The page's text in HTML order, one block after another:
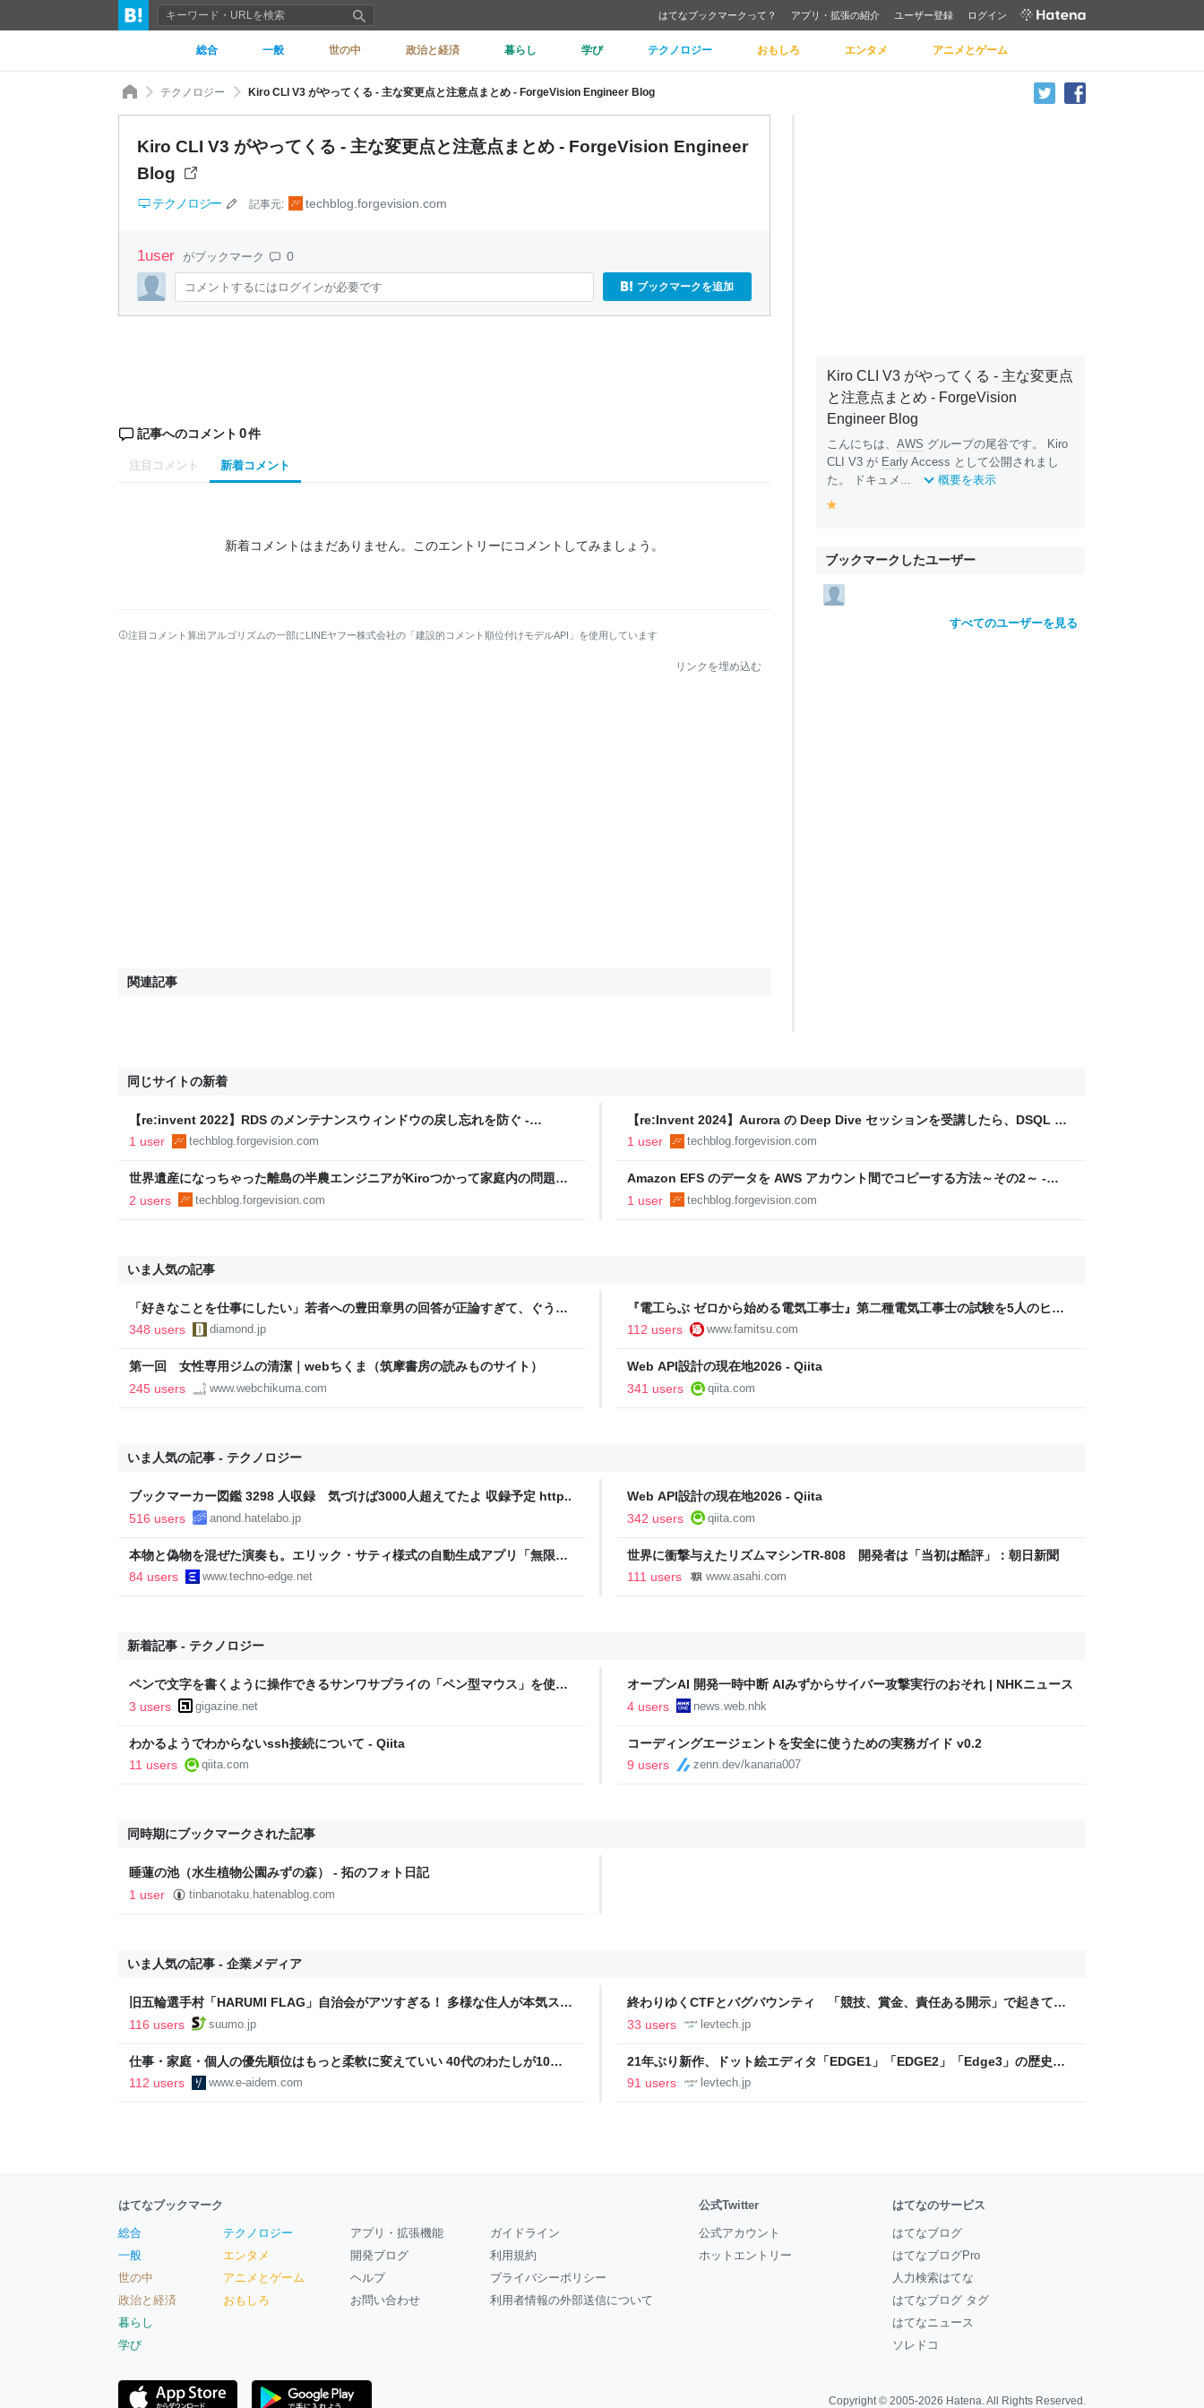
はてなブックマークって？ アプリ・拡張の紹介 ユーザー登録 ログイン
総合 一般 世の中 政治と経済 暮らし 学び テクノロジー おもしろ エンタメ アニメとゲーム
テクノロジー Kiro CLI V3 がやってくる - 主な変更点と注意点まとめ - ForgeVision Engineer Blog
Kiro CLI V3 がやってくる - 主な変更点と注意点まとめ - ForgeVision Engineer
Blog
テクノロジー 記事元: techblog.forgevision.com
1user がブックマーク 0
コメントするにはログインが必要です ブックマークを追加
記事へのコメント 0件
注目コメント 新着コメント
新着コメントはまだありません。 このエントリーにコメントしてみましょう。
注目コメント算出アルゴリズムの一部にLINEヤフー株式会社の「建設的コメント順位付けモデルAPI」を使用しています
リンクを埋め込む
関連記事
Kiro CLI V3 がやってくる - 主な変更点
と注意点まとめ - ForgeVision
Engineer Blog
こんにちは、 AWS グループの尾谷です。 Kiro
CLI V3 が Earl y Access として公開されまし
た。 ドキュメ...
概要を表示
o
ブックマークしたユーザー
すべてのユーザーを見る
同じサイトの新着
【re:invent 2022】RDS のメンテナンスウィンドウの戻し忘れを防ぐ -
ForgeVision Engineer Blog
1 user techblog.forgevision.com
【re:Invent 2024】Aurora の Deep Dive セッションを受講したら、DSQL ま
で学べた話 - ForgeVision Engineer Blog
1 user techblog.forgevision.com
世界遺産になっちゃった離島の半農エンジニアがKiroつかって家庭内の問題解
決のアプリつくってみたっちゃ（佐渡弁） - ForgeVision Engineer Blog
2 users techblog.forgevision.com
Amazon EFS のデータを AWS アカウント間でコピーする方法～その2～ -
ForgeVision Engineer Blog
1 user techblog.forgevision.com
いま人気の記事
「好きなことを仕事にしたい」若者への豊田章男の回答が正論すぎて、ぐうの
音も出なかった
348 users diamond.jp
『電工らぶ ゼロから始める電気工事士』第二種電気工事士の試験を5人のヒロ
インと勉強。青春しながら“過去問1000問”や“本番形式CBT模擬試験”で本格的
112 users www.famitsu.com
第一回 女性専用ジムの清潔｜webちくま（筑摩書房の読みものサイト）
245 users
www.webchikuma.com
Web API設計の現在地2026 - Qiita
341 users
qiita.com
いま人気の記事 - テクノロジー
ブックマーカー図鑑 3298 人収録 気づけば3000人超えてたよ 収録予定 http..
516 users
anond.hatelabo.jp
Web API設計の現在地2026 - Qiita
342 users
qiita.com
本物と偽物を混ぜた演奏も。エリック・サティ様式の自動生成アプリ「無限サ
ティ機関」をClaude Codeで作って公開した（CloseBox） | テクノエッジ
TechnoEdge
84 users www.techno-edge.net
世界に衝撃与えたリズムマシンTR-808 開発者は「当初は酷評」：朝日新聞
111 users
www.asahi.com
新着記事 - テクノロジー
ペンで文字を書くように操作できるサンワサプライの「ペン型マウス」を使っ
てみた
3 users gigazine.net
オープンAI 開発一時中断 AIみずからサイバー攻撃実行のおそれ | NHKニュース
4 users
news.web.nhk
わかるようでわからないssh接続について - Qiita
11 users
qiita.com
コーディングエージェントを安全に使うための実務ガイド v0.2
9 users
zenn.dev/kanaria007
同時期にブックマークされた記事
睡蓮の池（水生植物公園みずの森） - 拓のフォト日記
1 user
tinbanotaku.hatenablog.com
いま人気の記事 - 企業メディア
旧五輪選手村「HARUMI FLAG」自治会がアツすぎる！ 多様な住人が本気スキ
ルで挑む、盆踊り2万人集客や交通改善など“街の価値向上”戦略 東京・中央
116 users suumo.jp
終わりゆくCTFとバグバウンティ 「競技、賞金、責任ある開示」で起きてい
ること【フォーカス】 - レバテックLAB
33 users levtech.jp
仕事・家庭・個人の優先順位はもっと柔軟に変えていい 40代のわたしが10年
後の自分に伝えたいこと - りっすん by イーアイデム
112 users www.e-aidem.com
21年ぶり新作、ドット絵エディタ「EDGE1」「EDGE2」「Edge3」の歴史に
ついて作者に聞く【フォーカス】 - レバテックLAB
91 users levtech.jp
はてなブックマーク
総合
一般
世の中
政治と経済
暮らし
学び
テクノロジー
エンタメ
アニメとゲーム
おもしろ
アプリ・拡張機能
開発ブログ
ヘルプ
お問い合わせ
ガイドライン
利用規約
プライバシーポリシー
利用者情報の外部送信について
公式Twitter
公式アカウント
ホットエントリー
はてなのサービス
はてなブログ
はてなブログPro
人力検索はてな
はてなブログ タグ
はてなニュース
ソレドコ
Copyright © 2005-2026 Hatena. All Rights Reserved.